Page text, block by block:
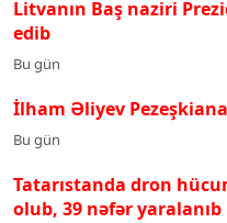
Litvanın Baş naziri
edib
Bu gün
İlham Əliyev
Bu gün
Tatarıstanda dron
olub, 39 nəfər yaralanıb